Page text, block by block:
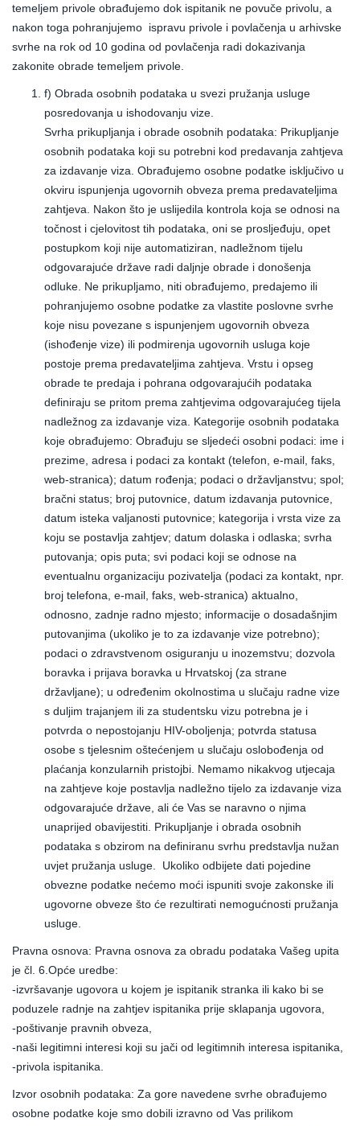
temeljem privole obrađujemo dok ispitanik ne povuče privolu, a
nakon toga pohranjujemo ispravu privole i povlačenja u arhivske
svrhe na rok od 10 godina od povlačenja radi dokazivanja
zakonite obrade temeljem privole.
f) Obrada osobnih podataka u svezi pružanja usluge
posredovanja u ishodovanju vize.
Svrha prikupljanja i obrade osobnih podataka: Prikupljanje
osobnih podataka koji su potrebni kod predavanja zahtjeva
za izdavanje viza. Obrađujemo osobne podatke isključivo u
okviru ispunjenja ugovornih obveza prema predavateljima
zahtjeva. Nakon što je uslijedila kontrola koja se odnosi na
točnost i cjelovitost tih podataka, oni se prosljeđuju, opet
postupkom koji nije automatiziran, nadležnom tijelu
odgovarajuće države radi daljnje obrade i donošenja
odluke. Ne prikupljamo, niti obrađujemo, predajemo ili
pohranjujemo osobne podatke za vlastite poslovne svrhe
koje nisu povezane s ispunjenjem ugovornih obveza
(ishođenje vize) ili podmirenja ugovornih usluga koje
postoje prema predavateljima zahtjeva. Vrstu i opseg
obrade te predaja i pohrana odgovarajućih podataka
definiraju se pritom prema zahtjevima odgovarajućeg tijela
nadležnog za izdavanje viza. Kategorije osobnih podataka
koje obrađujemo: Obrađuju se sljedeći osobni podaci: ime i
prezime, adresa i podaci za kontakt (telefon, e-mail, faks,
web-stranica); datum rođenja; podaci o državljanstvu; spol;
bračni status; broj putovnice, datum izdavanja putovnice,
datum isteka valjanosti putovnice; kategorija i vrsta vize za
koju se postavlja zahtjev; datum dolaska i odlaska; svrha
putovanja; opis puta; svi podaci koji se odnose na
eventualnu organizaciju pozivatelja (podaci za kontakt, npr.
broj telefona, e-mail, faks, web-stranica) aktualno,
odnosno, zadnje radno mjesto; informacije o dosadašnjim
putovanjima (ukoliko je to za izdavanje vize potrebno);
podaci o zdravstvenom osiguranju u inozemstvu; dozvola
boravka i prijava boravka u Hrvatskoj (za strane
državljane); u određenim okolnostima u slučaju radne vize
s duljim trajanjem ili za studentsku vizu potrebna je i
potvrda o nepostojanju HIV-oboljenja; potvrda statusa
osobe s tjelesnim oštećenjem u slučaju oslobođenja od
plaćanja konzularnih pristojbi. Nemamo nikakvog utjecaja
na zahtjeve koje postavlja nadležno tijelo za izdavanje viza
odgovarajuće države, ali će Vas se naravno o njima
unaprijed obavijestiti. Prikupljanje i obrada osobnih
podataka s obzirom na definiranu svrhu predstavlja nužan
uvjet pružanja usluge. Ukoliko odbijete dati pojedine
obvezne podatke nećemo moći ispuniti svoje zakonske ili
ugovorne obveze što će rezultirati nemogućnosti pružanja
usluge.
Pravna osnova: Pravna osnova za obradu podataka Vašeg upita
je čl. 6.Opće uredbe:
-izvršavanje ugovora u kojem je ispitanik stranka ili kako bi se
poduzele radnje na zahtjev ispitanika prije sklapanja ugovora,
-poštivanje pravnih obveza,
-naši legitimni interesi koji su jači od legitimnih interesa ispitanika,
-privola ispitanika.
Izvor osobnih podataka: Za gore navedene svrhe obrađujemo
osobne podatke koje smo dobili izravno od Vas prilikom